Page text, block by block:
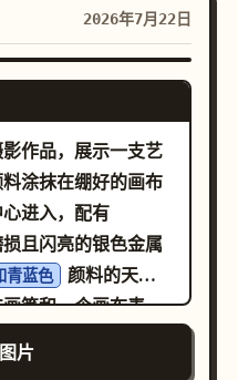
光影柔和、电影感
的环境照明、细腻
、明亮的皮肤渲染
的色调渐变营造出
分强调对比，从而
的视觉节奏。
光，在脸部营造出
深色调的蓝灰色摄
虚化效果。电影
像风格，浅景深，
色调对比丰富。 拍
上构图，主体居
像，全画幅相机，
200，1/160s。艺
谧神秘的氛围，自
细腻的胶片色调，
质，高度细节，照
2026年7月22日
GPT IMAGE 2
作品，展示一支艺
涂抹在绷好的画布
进入，配有
且闪亮的银色金属
青蓝色
颜料的天然
笔和一个画布表
整个画面，右下边
余表面覆盖着厚重
片